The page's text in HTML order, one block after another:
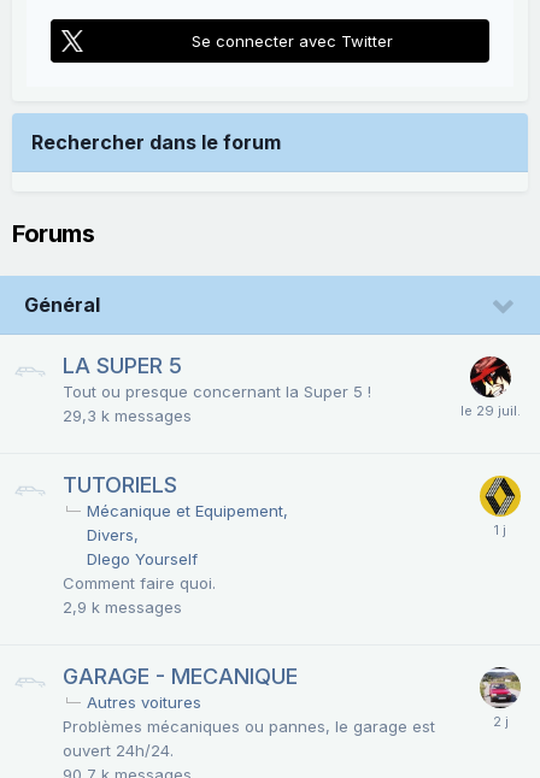
Se connecter avec Twitter
Rechercher dans le forum
Forums
Général
LA SUPER 5
Tout ou presque concernant la Super 5 !
29,3 k messages
TUTORIELS
Mécanique et Equipement
Divers
DIego Yourself
Comment faire quoi.
2,9 k messages
GARAGE - MECANIQUE
Autres voitures
Problèmes mécaniques ou pannes, le garage est
ouvert 24h/24.